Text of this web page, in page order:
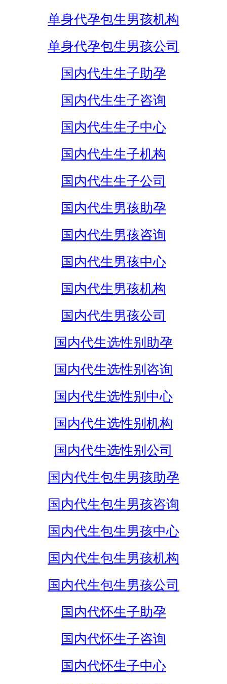
单身代孕包生男孩机构
单身代孕包生男孩公司
国内代生生子助孕
国内代生生子咨询
国内代生生子中心
国内代生生子机构
国内代生生子公司
国内代生男孩助孕
国内代生男孩咨询
国内代生男孩中心
国内代生男孩机构
国内代生男孩公司
国内代生选性别助孕
国内代生选性别咨询
国内代生选性别中心
国内代生选性别机构
国内代生选性别公司
国内代生包生男孩助孕
国内代生包生男孩咨询
国内代生包生男孩中心
国内代生包生男孩机构
国内代生包生男孩公司
国内代怀生子助孕
国内代怀生子咨询
国内代怀生子中心